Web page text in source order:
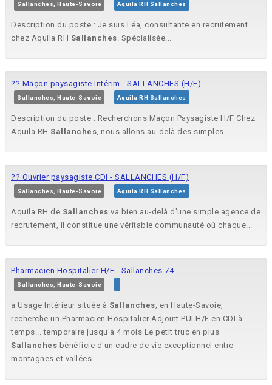
Sallanches, Haute-Savoie Aquila RH Sallanches
Description du poste : Je suis Léa, consultante en recrutement
chez Aquila RH Sallanches. Spécialisée...
?? Maçon paysagiste Intérim - SALLANCHES (H/F)
Sallanches, Haute-Savoie Aquila RH Sallanches
Description du poste : Recherchons Maçon Paysagiste H/F Chez
Aquila RH Sallanches, nous allons au-delà des simples...
?? Ouvrier paysagiste CDI - SALLANCHES (H/F)
Sallanches, Haute-Savoie Aquila RH Sallanches
Aquila RH de Sallanches va bien au-delà d'une simple agence de
recrutement, il constitue une véritable communauté où chaque...
Pharmacien Hospitalier H/F - Sallanches 74
Sallanches, Haute-Savoie
à Usage Intérieur située à Sallanches, en Haute-Savoie,
recherche un Pharmacien Hospitalier Adjoint PUI H/F en CDI à
temps... temporaire jusqu'à 4 mois Le petit truc en plus
Sallanches bénéficie d'un cadre de vie exceptionnel entre
montagnes et vallées...